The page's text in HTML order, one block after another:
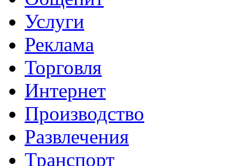
Услуги
Реклама
Торговля
Интернет
Производство
Развлечения
Транспорт